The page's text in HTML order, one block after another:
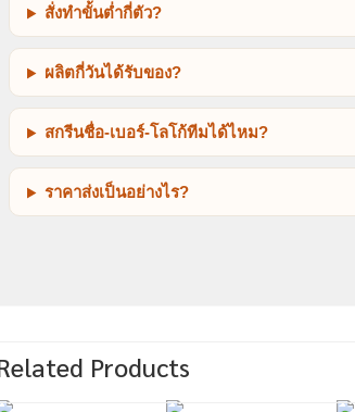
สั่งทำขั้นต่ำกี่ตัว?
ผลิตกี่วันได้รับของ?
สกรีนชื่อ-เบอร์-โลโก้ทีมได้ไหม?
ราคาส่งเป็นอย่างไร?
Products